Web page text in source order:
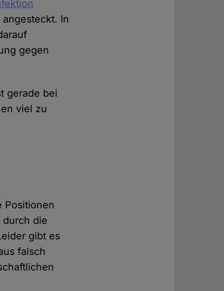
In
gegen
gerade bei
viel zu
Positionen
durch die
gibt es
falsch